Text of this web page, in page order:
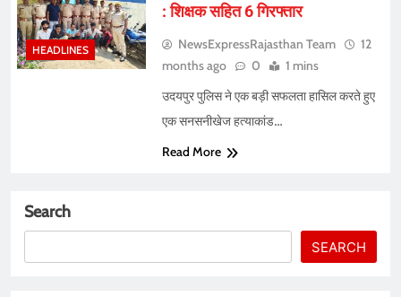
HEADLINES
: शिक्षक सहित 6 गिरफ्तार
NewsExpressRajasthan Team
12
months ago
0 1 mins
उदयपुर पुलिस ने एक बड़ी सफलता हासिल करते हुए
एक सनसनीखेज हत्याकांड…
Read More
Search
SEARCH